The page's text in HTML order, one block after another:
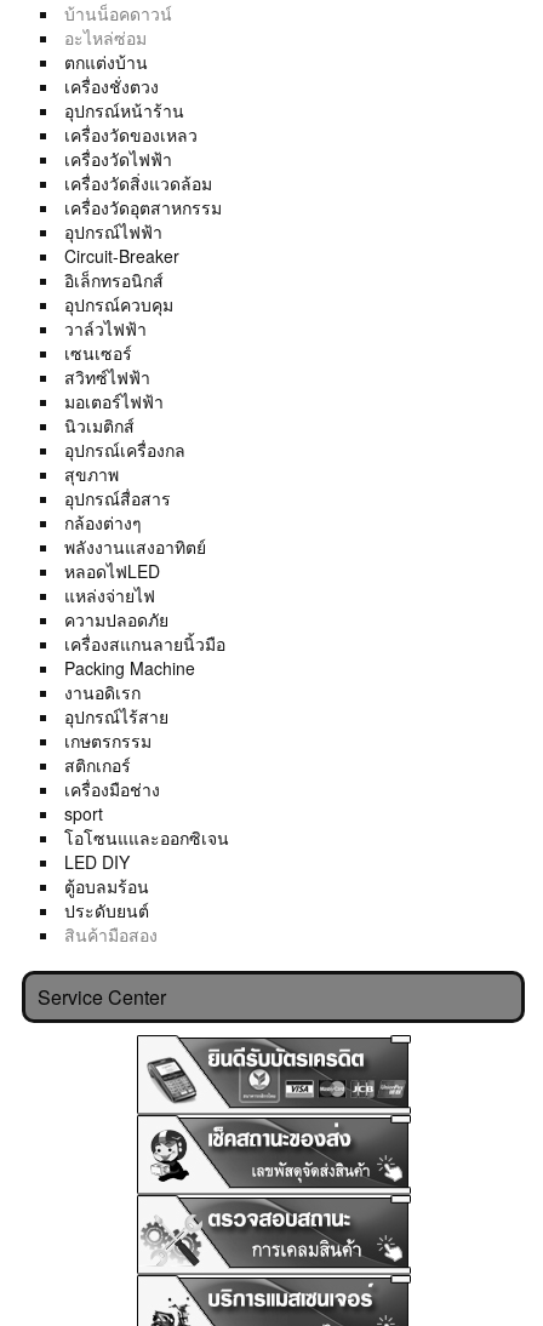
บ้านน็อคดาวน์
อะไหล่ซ่อม
ตกแต่งบ้าน
เครื่องชั่งตวง
อุปกรณ์หน้าร้าน
เครื่องวัดของเหลว
เครื่องวัดไฟฟ้า
เครื่องวัดสิ่งแวดล้อม
เครื่องวัดอุตสาหกรรม
อุปกรณ์ไฟฟ้า
Circuit-Breaker
อิเล็กทรอนิกส์
อุปกรณ์ควบคุม
วาล์วไฟฟ้า
เซนเซอร์
สวิทซ์ไฟฟ้า
มอเตอร์ไฟฟ้า
นิวเมติกส์
อุปกรณ์เครื่องกล
สุขภาพ
อุปกรณ์สื่อสาร
กล้องต่างๆ
พลังงานแสงอาทิตย์
หลอดไฟLED
แหล่งจ่ายไฟ
ความปลอดภัย
เครื่องสแกนลายนิ้วมือ
Packing Machine
งานอดิเรก
อุปกรณ์ไร้สาย
เกษตรกรรม
สติกเกอร์
เครื่องมือช่าง
sport
โอโซนแและออกซิเจน
LED DIY
ตู้อบลมร้อน
ประดับยนต์
สินค้ามือสอง
Service Center